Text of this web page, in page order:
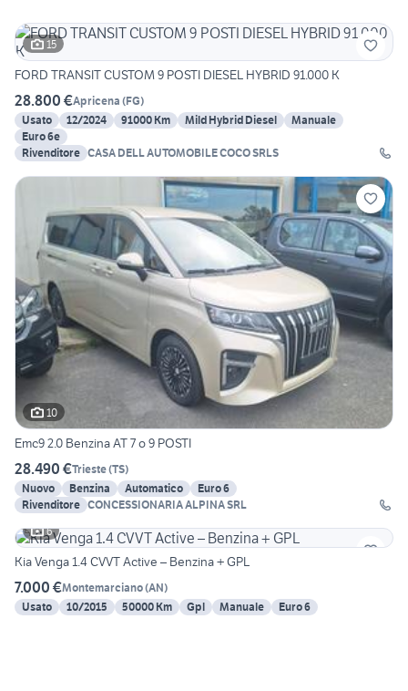
15
FORD TRANSIT CUSTOM 9 POSTI DIESEL HYBRID 91.000 K
28.800 €Apricena (FG)
Usato
12/2024 91000 Km Mild Hybrid Diesel
Manuale
Euro 6e
Rivenditore CASA DELL AUTOMOBILE COCO SRLS
10
Emc9 2.0 Benzina AT 7 o 9 POSTI
28.490 €Trieste(TS)
Nuovo
Benzina Automatico
Euro 6
Rivenditore CONCESSIONARIA ALPINA SRL
6
Kia Venga 1.4 CVVT Active – Benzina + GPL
7.000 €Montemarciano(AN)
Usato
10/2015 50000 Km Gpl Manuale Euro 6